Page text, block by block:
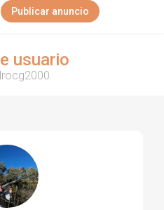
Publicar anuncio
usuario